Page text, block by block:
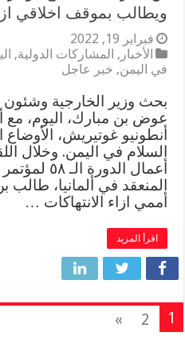
ويطالب بموقف اخلاقي
فبراير 19, 2022
الأخبار , المشاركات الدولية,
في اليمن, خبر عاجل
بحث وزير الخارجية وشئون
عوض بن مبارك، اليوم، مع
أنطونيو غوتيريش،
السلام في اليمن. وخلال
أعمال
المنعقد في ألمانيا،
أممي ازاء الانتهاكات …
اقرأ المزيد
1
2
»